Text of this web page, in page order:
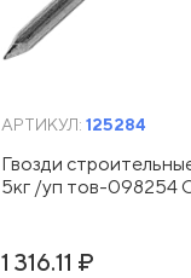
АРТИКУЛ: 125284
Гвозди
5кг /уп тов-098254
1 316.11 ₽